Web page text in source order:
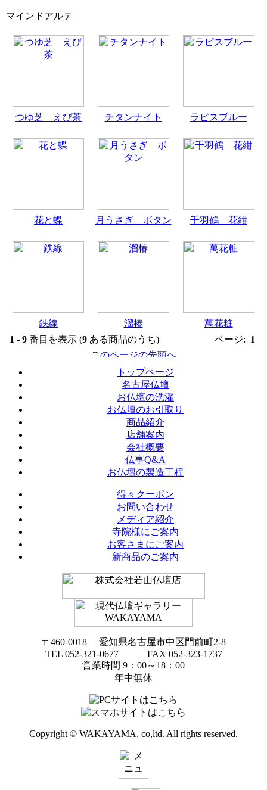
マインドアルテ
つゆ芝 えび茶 チタンナイト ラピスブルー
花と蝶 月うさぎ ボタン 千羽鶴 花紺
鉄線 溜椿
萬花粧
1 - 9 番目を表示 (9 ある商品のうち) ページ: 1
トップページ
名古屋仏壇
お仏壇の洗濯
お仏壇のお引取り
商品紹介
店舗案内
会社概要
仏事Q&A
お仏壇の製造工程
得々クーポン
お問い合わせ
メディア紹介
寺院様にご案内
お客さまにご案内
新商品のご案内
〒460-0018 愛知県名古屋市中区門前町2-8
TEL 052-321-0677 FAX 052-323-1737
営業時間 9：00～18：00
年中無休
Copyright © WAKAYAMA, co,ltd. All rights reserved.